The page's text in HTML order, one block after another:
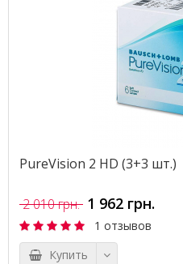
PureVision 2 HD (3+3 шт.)
2 010 грн. 1 962 грн.
1 отзывов
Купить